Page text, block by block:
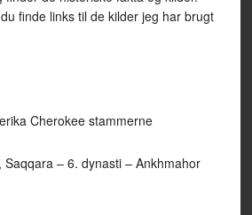
finde links til de kilder jeg har brugt
stammerne
– 6. dynasti – Ankhmahor